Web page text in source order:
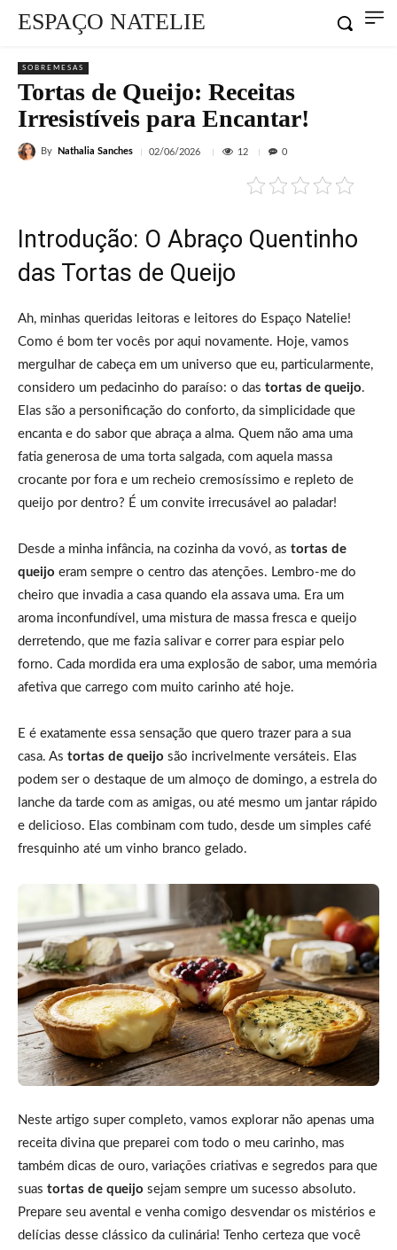
ESPAÇO NATELIE
SOBREMESAS
Tortas de Queijo: Receitas
Irresistíveis para Encantar!
By Nathalia Sanches 02/06/2026 12 0
Introdução: O Abraço Quentinho
das Tortas de Queijo
Ah, minhas queridas leitoras e leitores do Espaço Natelie!
Como é bom ter vocês por aqui novamente. Hoje, vamos
mergulhar de cabeça em um universo que eu, particularmente,
considero um pedacinho do paraíso: o das tortas de queijo.
Elas são a personificação do conforto, da simplicidade que
encanta e do sabor que abraça a alma. Quem não ama uma
fatia generosa de uma torta salgada, com aquela massa
crocante por fora e um recheio cremosíssimo e repleto de
queijo por dentro? É um convite irrecusável ao paladar!
Desde a minha infância, na cozinha da vovó, as tortas de
queijo eram sempre o centro das atenções. Lembro-me do
cheiro que invadia a casa quando ela assava uma. Era um
aroma inconfundível, uma mistura de massa fresca e queijo
derretendo, que me fazia salivar e correr para espiar pelo
forno. Cada mordida era uma explosão de sabor, uma memória
afetiva que carrego com muito carinho até hoje.
E é exatamente essa sensação que quero trazer para a sua
casa. As tortas de queijo são incrivelmente versáteis. Elas
podem ser o destaque de um almoço de domingo, a estrela do
lanche da tarde com as amigas, ou até mesmo um jantar rápido
e delicioso. Elas combinam com tudo, desde um simples café
fresquinho até um vinho branco gelado.
Neste artigo super completo, vamos explorar não apenas uma
receita divina que preparei com todo o meu carinho, mas
também dicas de ouro, variações criativas e segredos para que
suas tortas de queijo sejam sempre um sucesso absoluto.
Prepare seu avental e venha comigo desvendar os mistérios e
delícias desse clássico da culinária! Tenho certeza que você